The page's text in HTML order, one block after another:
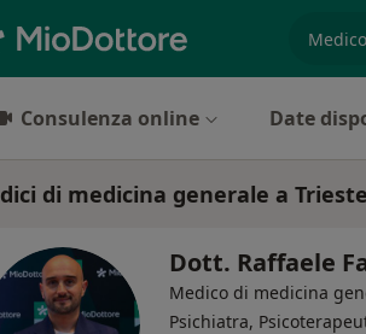
Consulenza online Date
di medicina generale a Trieste
Dott. Raffaele
Medico di medicina
Psichiatra,